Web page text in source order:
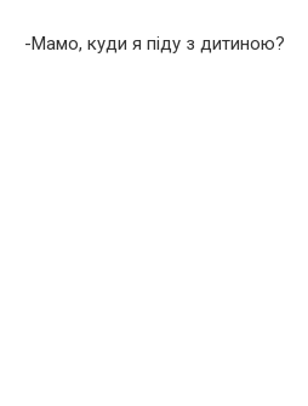
-Мамо, куди я піду з дитиною?